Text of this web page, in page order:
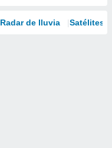
Radar de lluvia Satélites